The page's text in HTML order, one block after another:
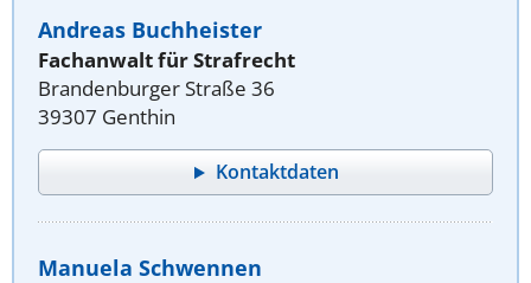
Andreas Buchheister
Fachanwalt für Strafrecht
Brandenburger Straße 36
39307 Genthin
Kontaktdaten
Manuela Schwennen